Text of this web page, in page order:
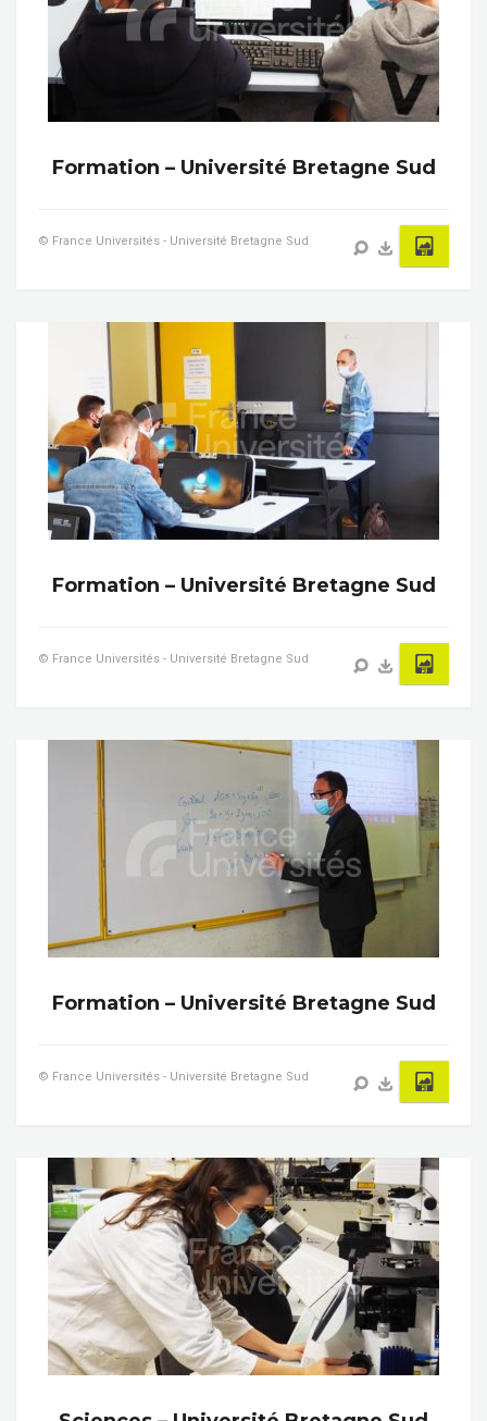
Formation – Université Bretagne Sud
© France Universités - Université Bretagne Sud
Formation – Université Bretagne Sud
© France Universités - Université Bretagne Sud
Formation – Université Bretagne Sud
© France Universités - Université Bretagne Sud